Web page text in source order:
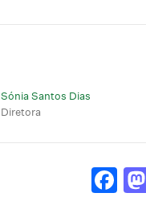
Sónia Santos Dias
Diretora